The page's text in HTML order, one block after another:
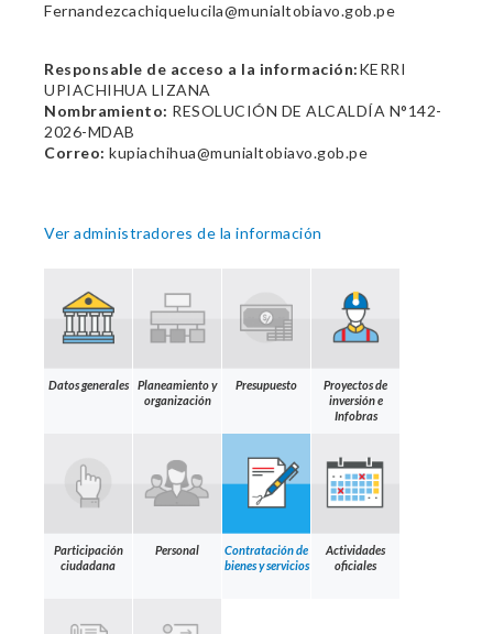
Fernandezcachiquelucila@munialtobiavo.gob.pe
Responsable de acceso a la información:KERRI
UPIACHIHUA LIZANA
Nombramiento: RESOLUCIÓN DE ALCALDÍA N°142-
2026-MDAB
Correo: kupiachihua@munialtobiavo.gob.pe
Ver administradores de la información
Datos generales
Planeamiento y
organización
Presupuesto
Proyectos de
inversión e
Infobras
Participación
ciudadana
Personal
Contratación de
bienes y servicios
Actividades
oficiales